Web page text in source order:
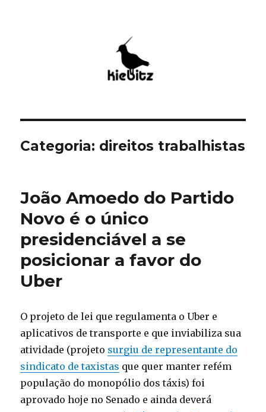
Categoria: direitos trabalhistas
João Amoedo do Partido
Novo é o único
presidenciável a se
posicionar a favor do
Uber
O projeto de lei que regulamenta o Uber e
aplicativos de transporte e que inviabiliza sua
atividade (projeto surgiu de representante do
sindicato de taxistas que quer manter refém
população do monopólio dos táxis) foi
aprovado hoje no Senado e ainda deverá